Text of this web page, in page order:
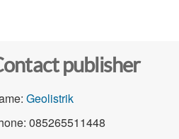
publisher
Geolistrik
085265511448